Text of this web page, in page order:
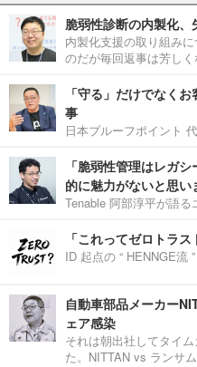
脆弱性診断の内製化
内製化支援の取り組み
のだが毎回返事は芳しく
「守る」だけでなく
事
日本プルーフポイント
「脆弱性管理はレガ
的に魅力がないと思い
Tenable 阿部淳平が語る
「これってゼロトラ
ID 起点の “ HENNGE流
自動車部品メーカー
ェア感染
それは朝出社してタイ
た。NITTAN vs ランサ